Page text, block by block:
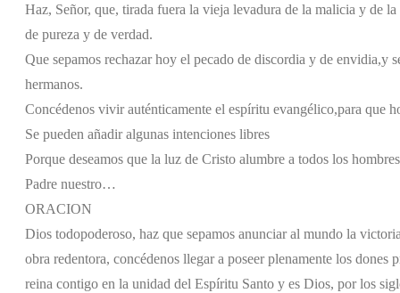
Haz, Señor, que, tirada fuera la vieja levadura de la malicia y de la
de pureza y de verdad.
Que sepamos rechazar hoy el pecado de discordia y de envidia,y
hermanos.
Concédenos vivir auténticamente el espíritu evangélico,para que
Se pueden añadir algunas intenciones libres
Porque deseamos que la luz de Cristo alumbre a todos los
Padre nuestro…
ORACION
Dios todopoderoso, haz que sepamos anunciar al mundo la
obra redentora, concédenos llegar a poseer plenamente los
reina contigo en la unidad del Espíritu Santo y es Dios, por los